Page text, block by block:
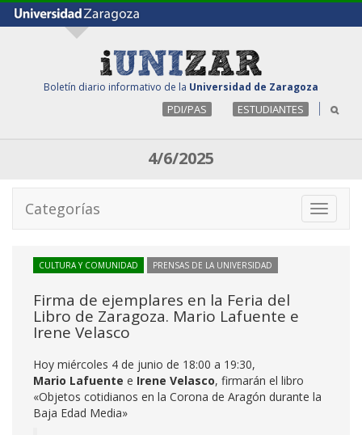
Boletín diario informativo de la Universidad de Zaragoza
PDI/PAS ESTUDIANTES
4/6/2025
Toggle
Categorías
CULTURA Y COMUNIDAD PRENSAS DE LA UNIVERSIDAD
Firma de ejemplares en la Feria del
Libro de Zaragoza. Mario Lafuente e
Irene Velasco
Hoy miércoles 4 de junio de 18:00 a 19:30,
Mario Lafuente e Irene Velasco, firmarán el libro
«Objetos cotidianos en la Corona de Aragón durante la
Baja Edad Media»